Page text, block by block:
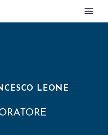
LEONE